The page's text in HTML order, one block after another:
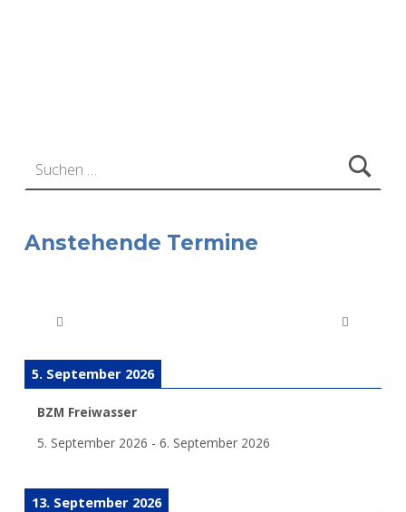
Anstehende Termine
5. September 2026
BZM Freiwasser
5. September 2026 - 6. September 2026
13. September 2026